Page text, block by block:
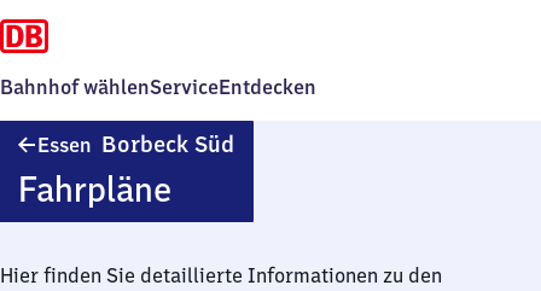
Bahnhof wählenServiceEntdecken
Essen Borbeck Süd
Fahrpläne
Hier finden Sie detaillierte Informationen zu den